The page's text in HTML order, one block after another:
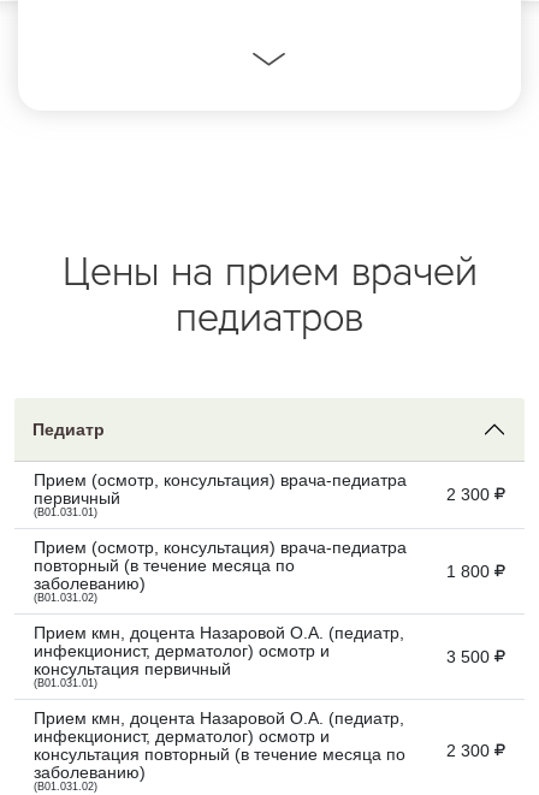
Цены на прием врачей
педиатров
Педиатр
Прием (осмотр, консультация) врача-педиатра
первичный
(B01.031.01)
2 300
Прием (осмотр, консультация) врача-педиатра
повторный (в течение месяца по
заболеванию)
(B01.031.02)
1 800
Прием кмн, доцента Назаровой О.А. (педиатр,
инфекционист, дерматолог) осмотр и
консультация первичный
(B01.031.01)
3 500
Прием кмн, доцента Назаровой О.А. (педиатр,
инфекционист, дерматолог) осмотр и
консультация повторный (в течение месяца по
заболеванию)
(B01.031.02)
2 300